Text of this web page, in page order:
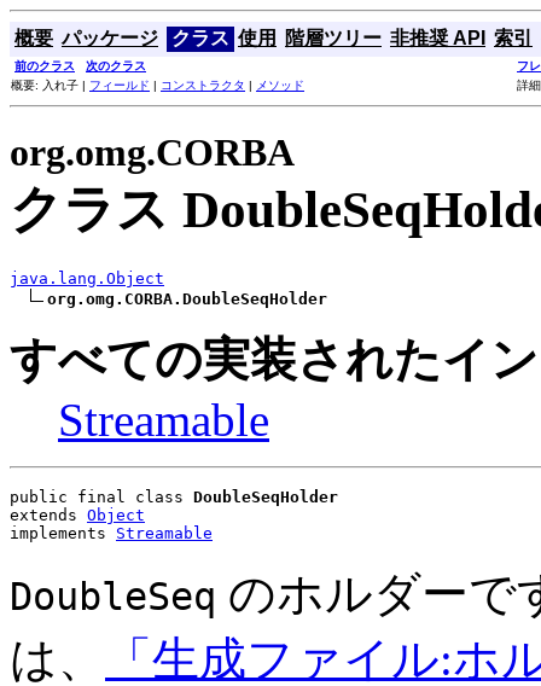
概要 パッケージ クラス 使用 階層ツリー 非推奨 API 索引
前のクラス 次のクラス
フ
概要: 入れ子 | フィールド | コンストラクタ | メソッド 詳
org.omg.CORBA
クラス
java.lang.Object
org.omg.CORBA.DoubleSeqHolder
すべての実装されたイ
Streamable
public final class DoubleSeqHolder
extends Object
implements Streamable
DoubleSeq のホルダーで
は、
「生成ファイル:ホ